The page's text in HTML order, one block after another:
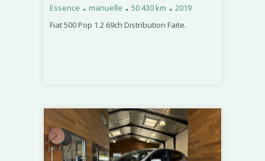
Essence . manuelle . 50 430 km . 2019
Fiat 500 Pop 1.2 69ch Distribution Faite.